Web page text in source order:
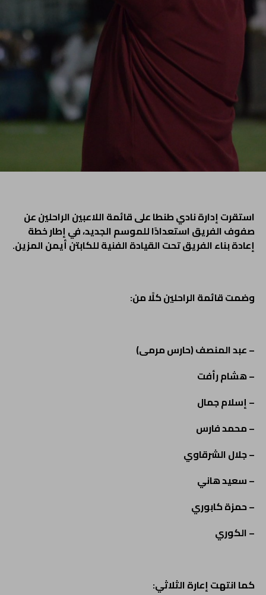
استقرت إدارة نادي طنطا على قائمة اللاعبين الراحلين عن
صفوف الفريق استعدادًا للموسم الجديد، في إطار خطة
إعادة بناء الفريق تحت القيادة الفنية للكابتن أيمن المزين.
وضمت قائمة الراحلين كلًا من:
– عبد المنصف (حارس مرمى)
– هشام رأفت
– إسلام جمال
– محمد فارس
– جلال الشرقاوي
– سعيد هاني
– حمزة كابوري
– الكوري
كما انتهت إعارة الثلاثي: